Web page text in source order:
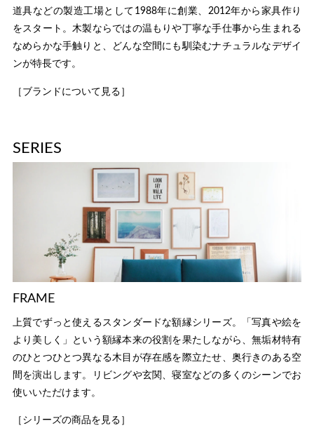
道具などの製造工場として1988年に創業、2012年から家具作り
をスタート。木製ならではの温もりや丁寧な手仕事から生まれる
なめらかな手触りと、どんな空間にも馴染むナチュラルなデザイ
ンが特長です。
［ブランドについて見る］
SERIES
FRAME
上質でずっと使えるスタンダードな額縁シリーズ。「写真や絵を
より美しく」という額縁本来の役割を果たしながら、無垢材特有
のひとつひとつ異なる木目が存在感を際立たせ、奥行きのある空
間を演出します。リビングや玄関、寝室などの多くのシーンでお
使いいただけます。
［シリーズの商品を見る］